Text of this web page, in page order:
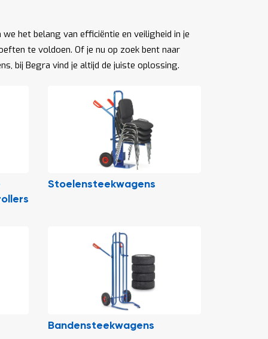
het belang van efficiëntie en veiligheid in je
te voldoen. Of je nu op zoek bent naar
bij Begra vind je altijd de juiste oplossing.
Stoelensteekwagens
Bandensteekwagens